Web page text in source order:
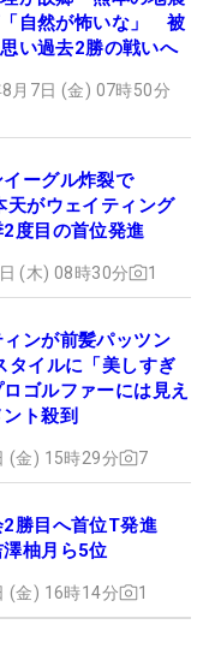
自然が怖いな」 被
い過去2勝の戦いへ
月7日 (金) 07時50分
ーグル炸裂で
がウェイティング
度目の首位発進
(木) 08時30分 1
ンが前髪パッツン
タイルに「美しすぎ
ゴルファーには見え
ト殺到
(金) 15時29分 7
2勝目へ首位T発進
柚月ら5位
(金) 16時14分 1